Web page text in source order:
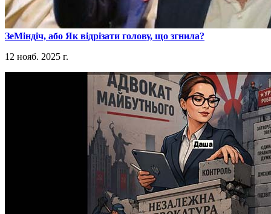
​ЗеМіндіч, або Як відрізати голову, що згнила?
12 нояб. 2025 г.